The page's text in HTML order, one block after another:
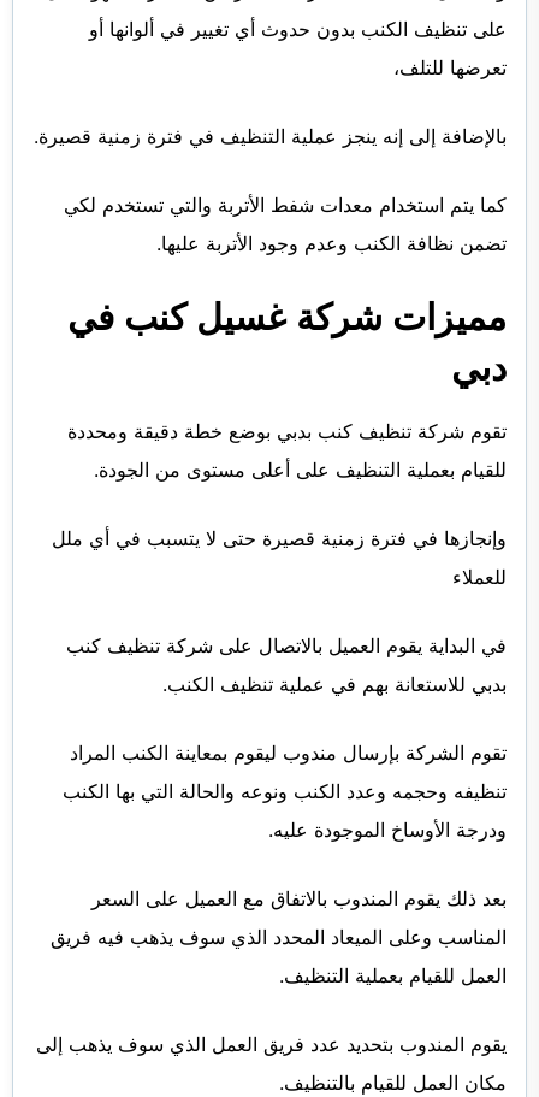
على تنظيف الكنب بدون حدوث أي تغيير في ألوانها أو
تعرضها للتلف،
بالإضافة إلى إنه ينجز عملية التنظيف في فترة زمنية قصيرة.
كما يتم استخدام معدات شفط الأتربة والتي تستخدم لكي
تضمن نظافة الكنب وعدم وجود الأتربة عليها.
مميزات شركة غسيل كنب في
دبي
تقوم شركة تنظيف كنب بدبي بوضع خطة دقيقة ومحددة
للقيام بعملية التنظيف على أعلى مستوى من الجودة.
وإنجازها في فترة زمنية قصيرة حتى لا يتسبب في أي ملل
للعملاء
في البداية يقوم العميل بالاتصال على شركة تنظيف كنب
بدبي للاستعانة بهم في عملية تنظيف الكنب.
تقوم الشركة بإرسال مندوب ليقوم بمعاينة الكنب المراد
تنظيفه وحجمه وعدد الكنب ونوعه والحالة التي بها الكنب
ودرجة الأوساخ الموجودة عليه.
بعد ذلك يقوم المندوب بالاتفاق مع العميل على السعر
المناسب وعلى الميعاد المحدد الذي سوف يذهب فيه فريق
العمل للقيام بعملية التنظيف.
يقوم المندوب بتحديد عدد فريق العمل الذي سوف يذهب إلى
مكان العمل للقيام بالتنظيف.